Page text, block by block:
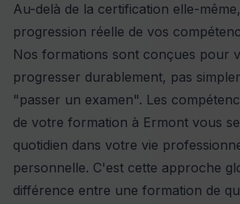
Au-delà de la certification elle-
progression réelle de vos
Nos formations sont conçues pour
progresser durablement, pas
"passer un examen". Les
de votre formation à Ermont vous
quotidien dans votre vie
personnelle. C'est cette approche
différence entre une formation de